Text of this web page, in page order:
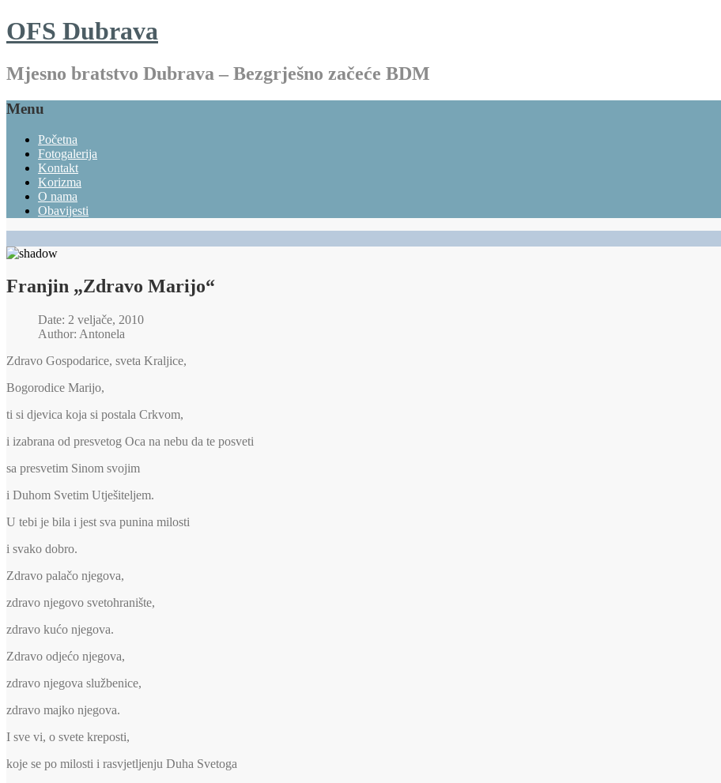
OFS Dubrava
Mjesno bratstvo Dubrava – Bezgrješno začeće BDM
Menu
Početna
Fotogalerija
Kontakt
Korizma
O nama
Obavijesti
Franjin „Zdravo Marijo“
Date: 2 veljače, 2010
Author: Antonela
Zdravo Gospodarice, sveta Kraljice,
Bogorodice Marijo,
ti si djevica koja si postala Crkvom,
i izabrana od presvetog Oca na nebu da te posveti
sa presvetim Sinom svojim
i Duhom Svetim Utješiteljem.
U tebi je bila i jest sva punina milosti
i svako dobro.
Zdravo palačo njegova,
zdravo njegovo svetohranište,
zdravo kućo njegova.
Zdravo odjećo njegova,
zdravo njegova službenice,
zdravo majko njegova.
I sve vi, o svete kreposti,
koje se po milosti i rasvjetljenju Duha Svetoga